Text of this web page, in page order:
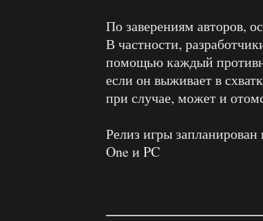
По заверениям авторов,
В частности,
помощью каждый
если он выживает в
при случае, может и
Релиз игры
One и PC